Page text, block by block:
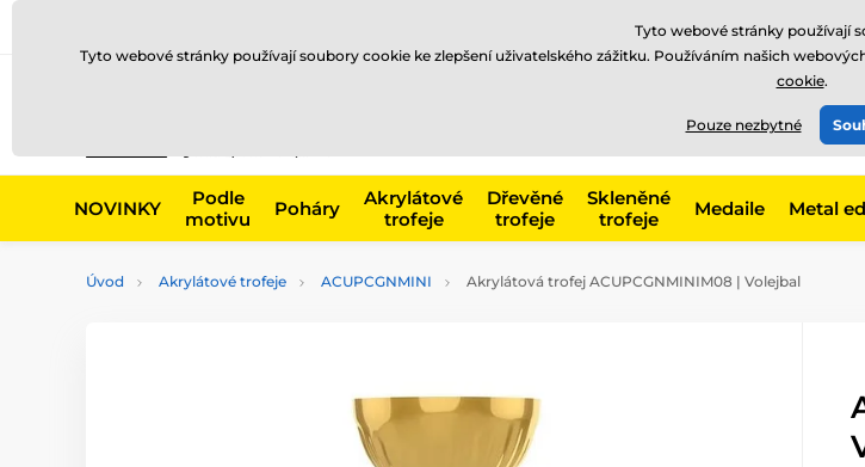
NOVINKY
Podle
motivu
Poháry
Akrylátové
trofeje
Dřevěné
trofeje
Skleněné
trofeje
Medaile Metal
Úvod Akrylátové trofeje ACUPCGNMINI Akrylátová trofej ACUPCGNMINIM08 | Volejbal
Tyto webové stránky používají
Tyto webové stránky používají soubory cookie ke zlepšení uživatelského zážitku. Používáním našich
cookie.
Pouze nezbytné